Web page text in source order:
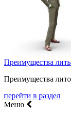
Преимущества
Преимущества
перейти в раздел
Меню